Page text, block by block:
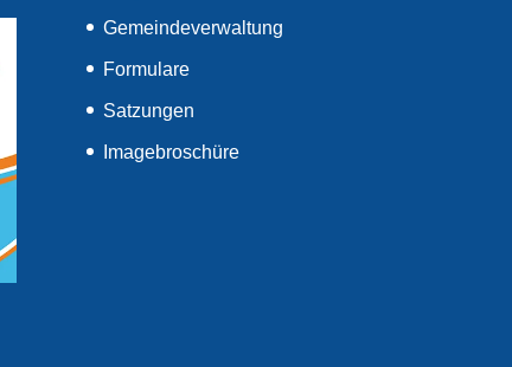
Gemeindeverwaltung
Formulare
Satzungen
Imagebroschüre